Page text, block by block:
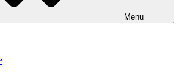
Menu